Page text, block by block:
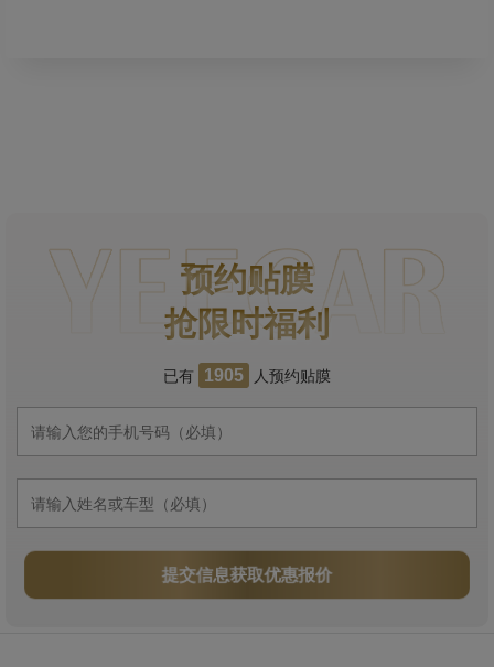
预约贴膜
抢限时福利
已有 1905 人预约贴膜
提交信息获取优惠报价